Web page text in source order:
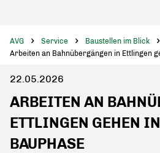
AVG Service
Baustellen im Blick
Arbeiten an Bahnübergängen in Ettlingen
22.05.2026
ARBEITEN AN
ETTLINGEN GEHEN
BAUPHASE